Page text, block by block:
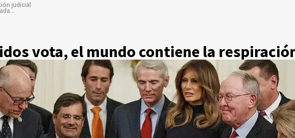
judicial
vota, el mundo contiene la